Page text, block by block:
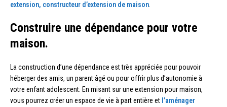
extension, constructeur d’extension de maison.
Construire une dépendance pour votre
maison.
La construction d’une dépendance est très appréciée pour pouvoir
héberger des amis, un parent âgé ou pour offrir plus d’autonomie à
votre enfant adolescent. En misant sur une extension pour maison,
vous pourrez créer un espace de vie à part entière et l’aménager